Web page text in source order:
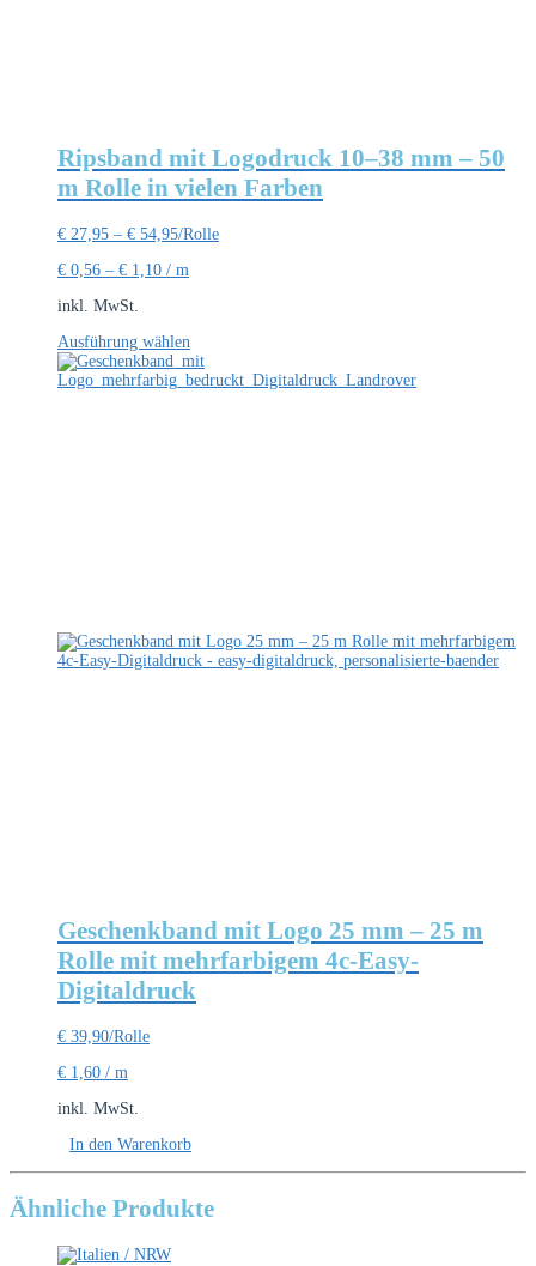
Ripsband mit Logodruck 10–38 mm – 50
m Rolle in vielen Farben
€ 27,95 – € 54,95/Rolle
€ 0,56 – € 1,10 / m
inkl. MwSt.
Ausführung wählen
Produkt
weist
Geschenkband mit Logo 25 mm – 25 m
Rolle mit mehrfarbigem 4c-Easy-
Digitaldruck
€ 39,90/Rolle
€ 1,60 / m
inkl. MwSt.
In den Warenkorb
Ähnliche Produkte